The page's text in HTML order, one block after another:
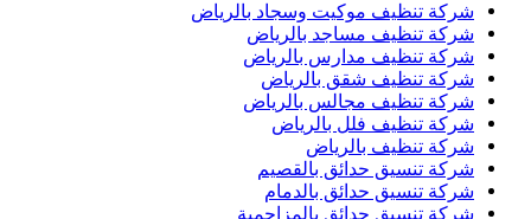
شركة تنظيف موكيت وسجاد بالرياض
شركة تنظيف مساجد بالرياض
شركة تنظيف مدارس بالرياض
شركة تنظيف شقق بالرياض
شركة تنظيف مجالس بالرياض
شركة تنظيف فلل بالرياض
شركة تنظيف بالرياض
شركة تنسيق حدائق بالقصيم
شركة تنسيق حدائق بالدمام
شركة تنسيق حدائق بالمزاحمية